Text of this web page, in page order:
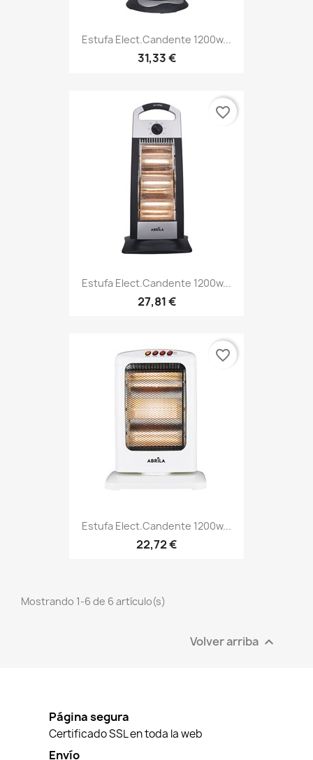
Estufa Elect.candente 1200w...
31,33 €
Estufa Elect.candente 1200w...
27,81 €
favorite_border
Estufa Elect.candente 1200w...
22,72 €
favorite_border
Mostrando 1-6 de 6 artículo(s)
Volver arriba 
Página segura
Certificado SSL en toda la web
Envío